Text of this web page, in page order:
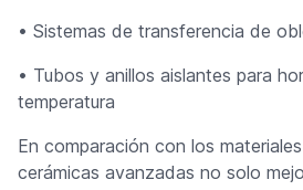
• Sistemas de transferencia de
• Tubos y anillos aislantes para
temperatura
En comparación con los
cerámicas avanzadas no solo